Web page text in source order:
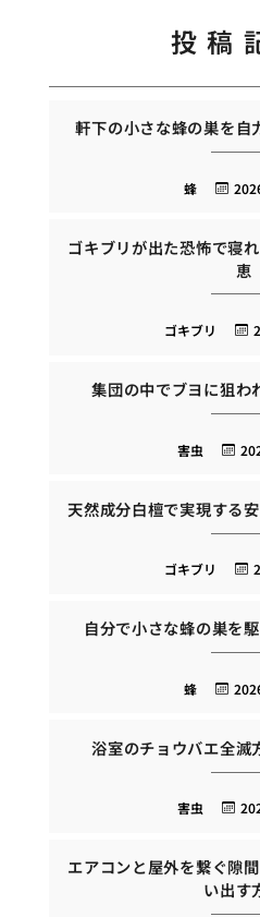
投稿
軒下の小さな蜂の巣を自
蜂
ゴキブリが出た恐怖で寝
恵
ゴキブリ
集団の中でブヨに狙わ
害虫
天然成分白檀で実現する
ゴキブリ
自分で小さな蜂の巣を
蜂
浴室のチョウバエ全滅
害虫
エアコンと屋外を繋ぐ隙
い出す